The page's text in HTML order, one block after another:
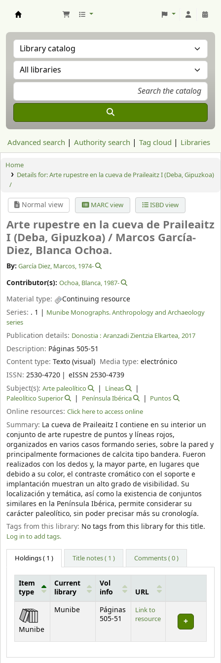
Advanced search Authority search Tag cloud Libraries
Home
Details for:Arte rupestre en la cueva de Praileaitz I (Deba, Gipuzkoa)
/
Normal view MARC view ISBD view
Arte rupestre en la cueva de Praileaitz
I (Deba, Gipuzkoa) / Marcos García-
Diez, Blanca Ochoa.
By: García Diez, Marcos, 1974-
Contributor(s): Ochoa, Blanca, 1987-
Material type:
Continuing resource
Series: . 1 | Munibe Monographs. Anthropology and Archaeology
series
Publication details: Donostia : Aranzadi Zientzia Elkartea, 2017
Description: Páginas 505-51
Content type: Texto (visual) Media type:electrónico
ISSN: 2530-4720
eISSN 2530-4739
Subject(s): Arte paleolítico
Líneas
Paleolítico Superior
Península Ibérica Puntos
Online resources: Click here to access online
Summary: La cueva de Praileaitz I contiene en su interior un
conjunto de arte rupestre de puntos y líneas rojos,
organizados en varios casos formando series, sobre la pared y
principalmente formaciones de calcita tipo bandera. Fueron
realizados con los dedos y, la mayor parte, en lugares que
debido a su color, el contraste cromático con el soporte e
implantación muestran un alto grado de visibilidad. Su
localización y temática, así como la existencia de conjuntos
similares en la Península Ibérica, permite considerar su
carácter paleolítico, sin poder precisar más su cronología.
Tags from this library: No tags from this library for this title.
Log in to add tags.
Holdings( 1 ) Title notes ( 1 ) Comments ( 0 )
Holdings
Item
type
Current
library
Vol
info
URL
Munibe
Munibe
Páginas
505-51
Link to
resource